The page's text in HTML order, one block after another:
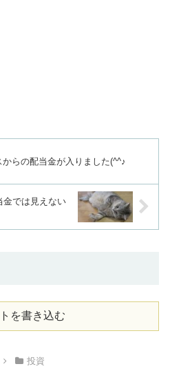
からの配当金が入りました(^^♪
では見えない
を書き込む
投資